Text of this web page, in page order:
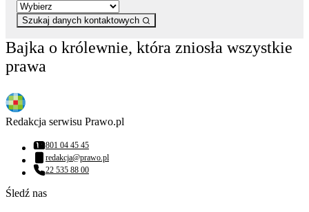
Szukaj danych kontaktowych
Bajka o królewnie, która zniosła wszystkie
prawa
Redakcja serwisu Prawo.pl
Numer telefonu:
801 04 45 45
Adres email:
redakcja@prawo.pl
Numer telefonu:
22 535 88 00
Śledź nas